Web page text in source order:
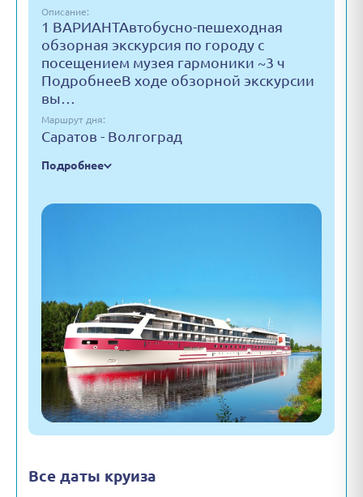
Описание:
1 ВАРИАНТАвтобусно-пешеходная
обзорная экскурсия по городу с
посещением музея гармоники ~3 ч
ПодробнееВ ходе обзорной экскурсии
вы…
Маршрут дня:
Саратов - Волгоград
Подробнее
Все даты круиза